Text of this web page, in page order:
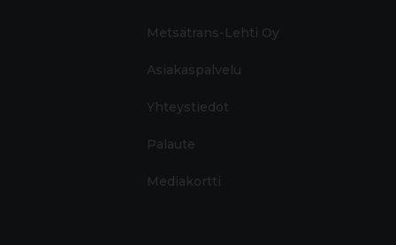
Metsätrans-Lehti Oy
Asiakaspalvelu
Yhteystiedot
Palaute
Mediakortti